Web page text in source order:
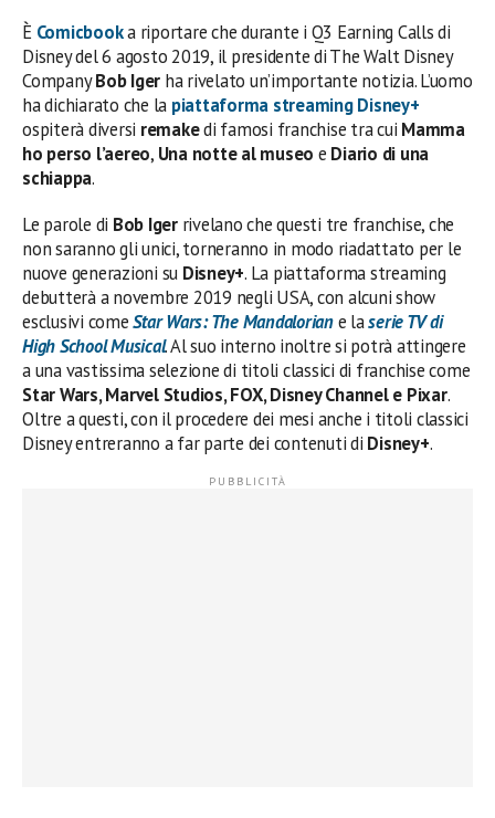
È Comicbooka riportare che durante i Q3 Earning Calls di
Disney del 6 agosto 2019, il presidente di The Walt Disney
CompanyBob Iger ha rivelato un’importante notizia. L’uomo
ha dichiarato che la piattaforma streaming Disney+
ospiterà diversi remakedi famosi franchise tra cui Mamma
ho perso l’aereo, Una notte al museo e Diario di una
schiappa.
Le parole di Bob Iger rivelano che questi tre franchise, che
non saranno gli unici, torneranno in modo riadattato per le
nuove generazioni su Disney+. La piattaforma streaming
debutterà a novembre 2019 negli USA, con alcuni show
esclusivi comeStar Wars: The Mandaloriane laserie TV di
High School Musical. Al suo interno inoltre si potrà attingere
a una vastissima selezione di titoli classici di franchise come
Star Wars, Marvel Studios, FOX, Disney Channel e Pixar.
Oltre a questi, con il procedere dei mesi anche i titoli classici
Disney entreranno a far parte dei contenuti di Disney+.